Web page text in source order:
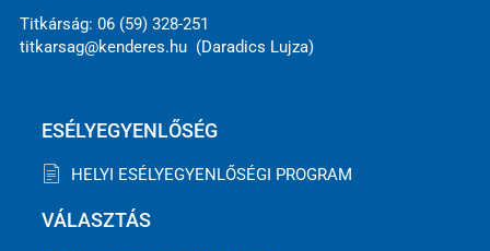
Titkárság: 06 (59) 328-251
titkarsag@kenderes.hu (Daradics Lujza)
ESÉLYEGYENLŐSÉG
HELYI ESÉLYEGYENLŐSÉGI PROGRAM
VÁLASZTÁS